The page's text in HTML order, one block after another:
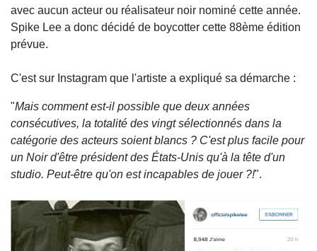
avec aucun acteur ou réalisateur noir nominé cette année.
Spike Lee a donc décidé de boycotter cette 88ème édition
prévue.
C'est sur Instagram que l'artiste a expliqué sa démarche :
"Mais comment est-il possible que deux années
consécutives, la totalité des vingt sélectionnés dans la
catégorie des acteurs soient blancs ? C'est plus facile pour
un Noir d'être président des États-Unis qu'à la tête d'un
studio. Peut-être qu'on est incapables de jouer ?!".